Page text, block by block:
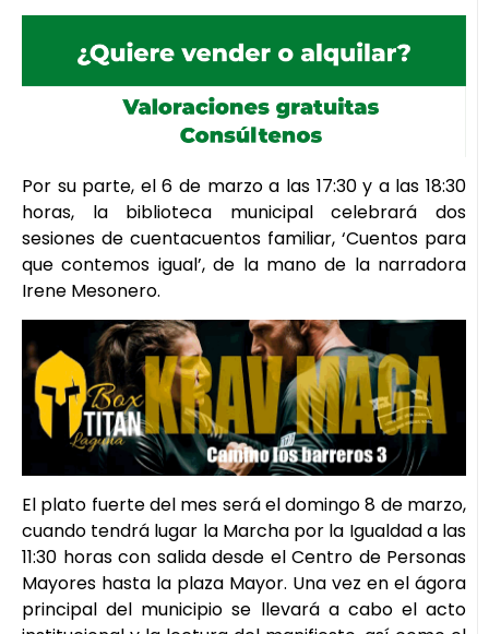
Por su parte, el 6 de marzo a las 17:30 y a las 18:30
horas, la biblioteca municipal celebrará dos
sesiones de cuentacuentos familiar, ‘Cuentos para
que contemos igual’, de la mano de la narradora
Irene Mesonero.
El plato fuerte del mes será el domingo 8 de marzo,
cuando tendrá lugar la Marcha por la Igualdad a las
11:30 horas con salida desde el Centro de Personas
Mayores hasta la plaza Mayor. Una vez en el ágora
principal del municipio se llevará a cabo el acto